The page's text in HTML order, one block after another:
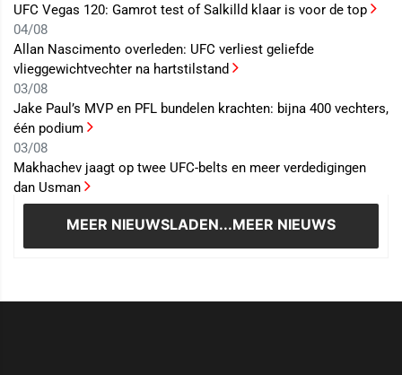
UFC Vegas 120: Gamrot test of Salkilld klaar is voor de top
04/08
Allan Nascimento overleden: UFC verliest geliefde
vlieggewichtvechter na hartstilstand
03/08
Jake Paul’s MVP en PFL bundelen krachten: bijna 400 vechters,
één podium
03/08
Makhachev jaagt op twee UFC-belts en meer verdedigingen
dan Usman
MEER NIEUWSLADEN...MEER NIEUWS